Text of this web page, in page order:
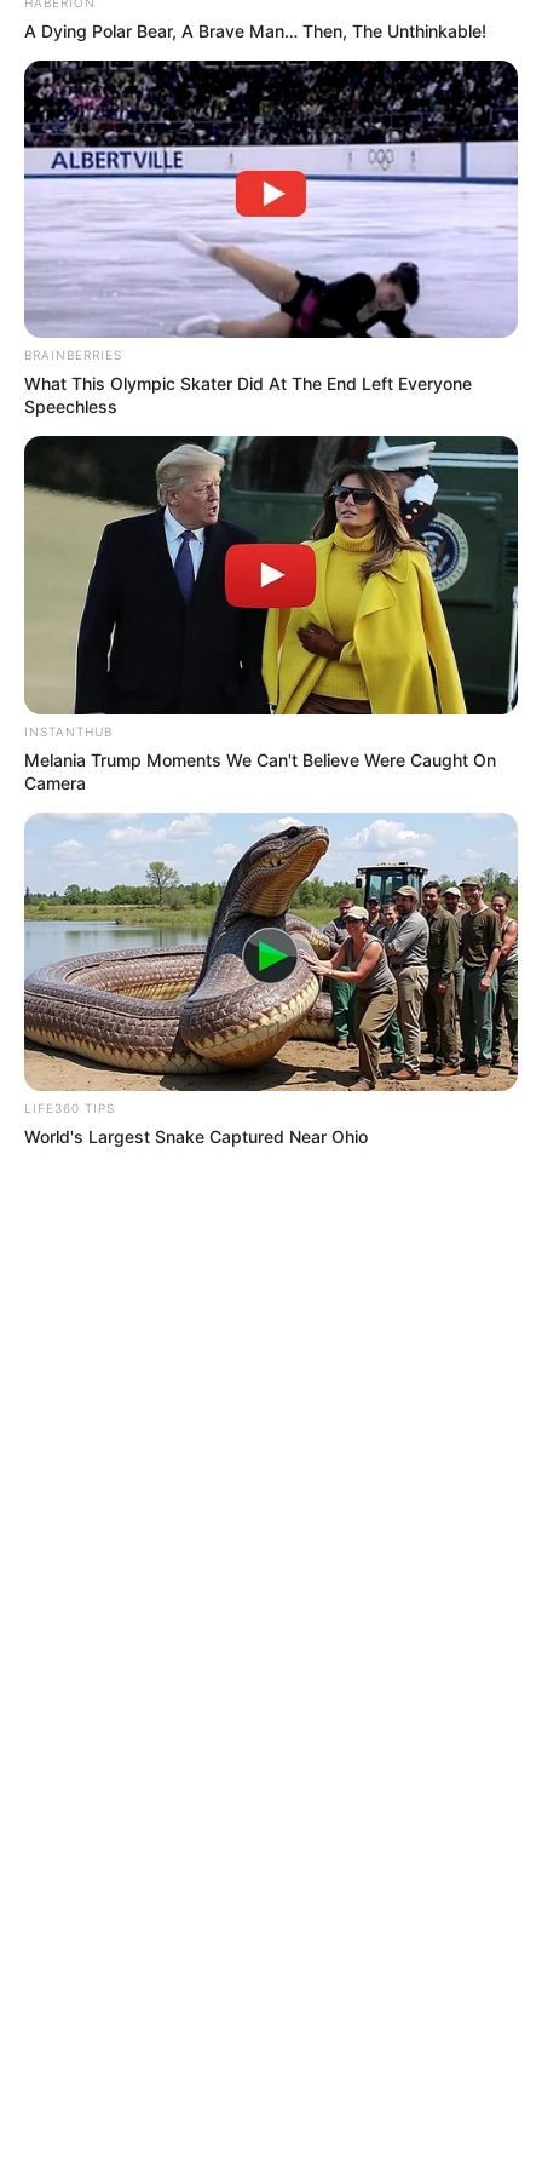
TEMAS RELACIONADOS
ALCALDÍA DE CHÍA
LEONARDO DONOSO
PROCURADURÍA GENERAL DE LA NACIÓN
CHÍA
MANTÉNGASE EN ALERTA
Tenemos todas las noticias que le
interesan. Para estar bien informado, por
ACTIVAR AHORA
TEMAS DESTACADOS
RECIBO DEL AGUA
LOCALIDAD DE USAQUÉN
CUNDINAMARCA
DESAPARECIDOS
CORTES DE LUZ
LOCALIDAD DE ENGATIVÁ
REGIOTRAM DE OCCIDENTE
LOCALIDAD DE SUBA
A Dying Polar Bear, A Brave Man… Then, The Unthinkable!
BRAINBERRIES
What This Olympic Skater Did At The End Left Everyone
Speechless
INSTANTHUB
Melania Trump Moments We Can't Believe Were Caught On
Camera
LIFE360 TIPS
World's Largest Snake Captured Near Ohio